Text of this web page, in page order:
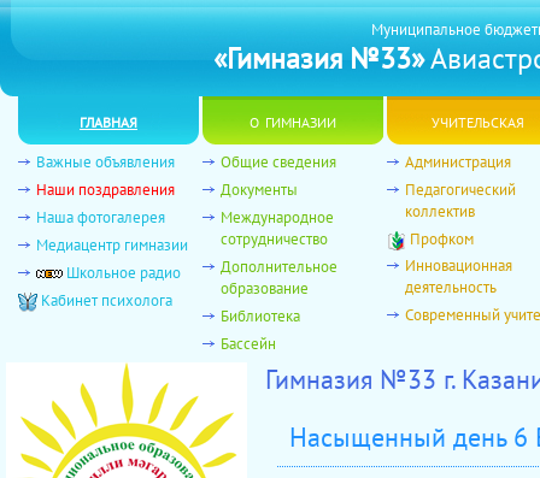
Муниципальное
«Гимназия №33»
главная о гимназии учительская
Важные объявления
Наши поздравления
Наша фотогалерея
Медиацентр гимназии
Школьное радио
Кабинет психолога
Общие сведения
Документы
Международное
сотрудничество
Дополнительное
образование
Библиотека
Бассейн
Администрация
Педагогический
коллектив
Профком
Инновационная
деятельность
Современный
Гимназия №33 г.
Насыщенный день 6